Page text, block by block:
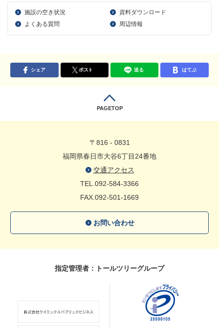
施設の空き状況
資料ダウンロード
よくある質問
周辺情報
シェア ポスト 送る はてぶ
PAGETOP
〒816 - 0831
福岡県春日市大谷6丁目24番地
交通アクセス
TEL.092-584-3366
FAX.092-501-1669
お問い合わせ
指定管理者：トールツリーグループ